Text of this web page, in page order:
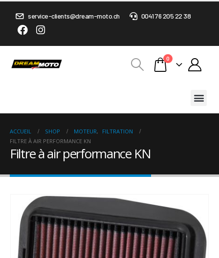
service-clients@dream-moto.ch 0041 76 205 22 38
0
ACCUEIL SHOP MOTEUR,
FILTRATION
FILTRE À AIR PERFORMANCE KN
Filtre à air performance KN